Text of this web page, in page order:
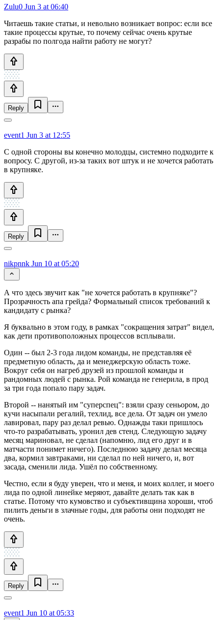
Zulu0 Jun 3 at 06:40
Читаешь такие статьи, и невольно возникает вопрос: если все
такие процессы крутые, то почему сейчас очень крутые
разрабы по полгода найти работу не могут?
Reply
event1 Jun 3 at 12:55
С одной стороны вы конечно молодцы, системно подходите к
вопросу. С другой, из-за таких вот штук и не хочется работать
в крупняке.
Reply
nikpnnk Jun 10 at 05:20
А что здесь звучит как "не хочется работать в крупняке"?
Прозрачность апа грейда? Формальный список требований к
кандидату с рынка?
Я буквально в этом году, в рамках "сокращения затрат" видел,
как дети противоположных процессов всплывали.
Один -- был 2-3 года лидом команды, не представляя её
предметную область, да и менеджерскую область тоже.
Вокруг себя он нагреб друзей из прошлой команды и
рандомных людей с рынка. Рой команда не генерила, в прод
за три года попало пару задач.
Второй -- нанятый им "суперспец": взяли сразу сеньором, до
кучи насыпали регалий, техлид, все дела. От задач он умело
лавировал, пару раз делал ревью. Однажды таки пришлось
что-то разрабатывать, уронил дев стенд. Следующую задачу
месяц мариновал, не сделал (напомню, лид его друг и в
матчасти понимет ничего). Последнюю задачу делал месяца
два, кормил завтраками, ни сделал по ней ничего, и, вот
засада, сменили лида. Ушёл по собственному.
Честно, если я буду уверен, что и меня, и моих коллег, и моего
лида по одной линейке меряют, давайте делать так как в
статье. Потому что кумовство и субъективщина хороши, чтоб
пилить деньги в злачные годы, для работы они подходят не
очень.
Reply
event1 Jun 10 at 05:33